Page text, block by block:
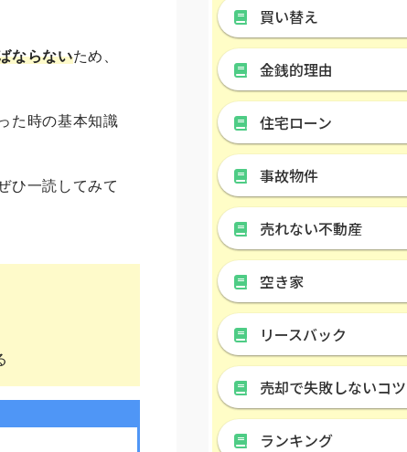
ならないため、
た時の基本知識
ひ一読してみて
買い替え
金銭的理由
住宅ローン
事故物件
売れない不動産
空き家
リースバック
売却で失敗しないコツ
ランキング